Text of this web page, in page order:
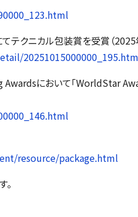
テクニカル包装賞を受賞（
Awardsにおいて「WorldStar
resource/package.html